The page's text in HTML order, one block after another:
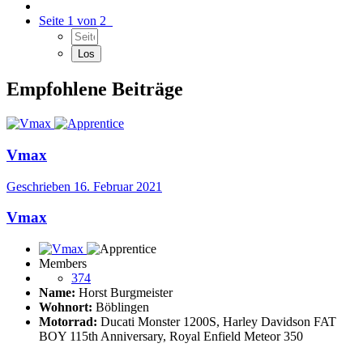
Seite 1 von 2
Empfohlene Beiträge
Vmax
Geschrieben 16. Februar 2021
Vmax
Members
374
Name: Horst Burgmeister
Wohnort: Böblingen
Motorrad: Ducati Monster 1200S, Harley Davidson FAT
BOY 115th Anniversary, Royal Enfield Meteor 350